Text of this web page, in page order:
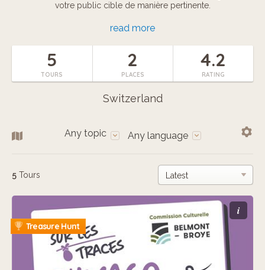
votre public cible de manière pertinente.
Notre équipe expérimentée travaille en étroite collaboration
read more
5
TOURS
2
PLACES
4.2
RATING
Switzerland
Any topic Any language
5 Tours
i
Treasure Hunt